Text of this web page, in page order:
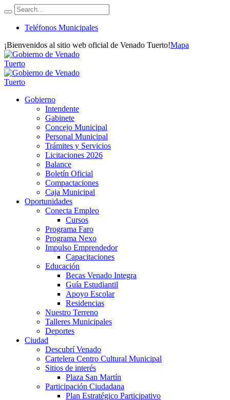
Teléfonos Municipales
¡Bienvenidos al sitio web oficial de Venado Tuerto!Mapa
Gobierno
Intendente
Gabinete
Concejo Municipal
Personal Municipal
Trámites y Servicios
Licitaciones 2026
Balance
Boletín Oficial
Compactaciones
Caja Municipal
Oportunidades
Conecta Empleo
Cursos
Programa Faro
Programa Nexo
Impulso Emprendedor
Capacitaciones
Educación
Becas Venado Integra
Guía Estudiantil
Apoyo Escolar
Residencias
Nuestro Terreno
Talleres Municipales
Deportes
Ciudad
Descubrí Venado
Cartelera Centro Cultural Municipal
Sitios de interés
Plaza San Martín
Participación Ciudadana
Plan Estratégico Participativo